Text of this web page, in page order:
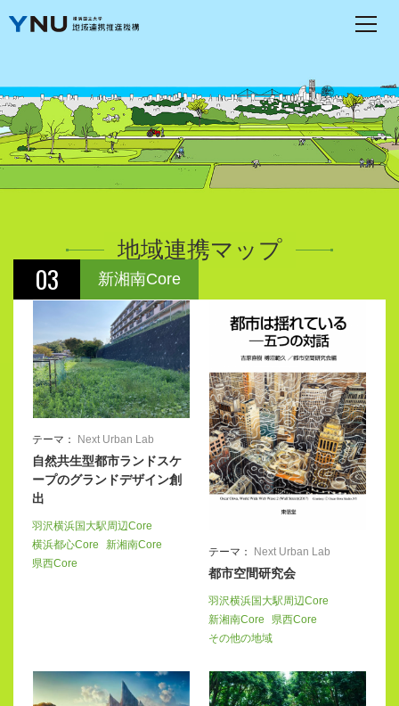
地域連携マップ
03 新湘南Core
テーマ： Next Urban Lab
自然共生型都市ランドスケ
ープのグランドデザイン創
出
羽沢横浜国大駅周辺Core
横浜都心Core
新湘南Core
県西Core
テーマ： Next Urban Lab
都市空間研究会
羽沢横浜国大駅周辺Core
新湘南Core
県西Core
その他の地域